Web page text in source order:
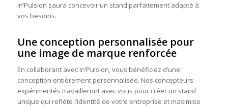
In’Pulsion saura concevoir un stand parfaitement adapté à
vos besoins.
Une conception personnalisée pour
une image de marque renforcée
En collaborant avec In’Pulsion, vous bénéficiez d’une
conception entièrement personnalisée. Nos concepteurs
expérimentés travailleront avec vous pour créer un stand
unique qui reflète l’identité de votre entreprise et maximise